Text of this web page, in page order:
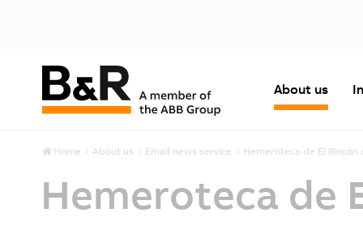
About us
Home About us Email news service Hemeroteca de El Rincón
Hemeroteca de